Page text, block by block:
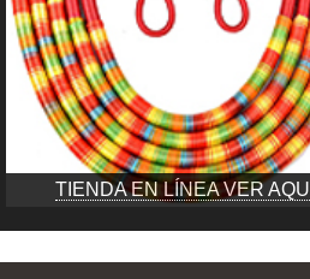
TIENDA EN LÍNEA VER AQUÍ